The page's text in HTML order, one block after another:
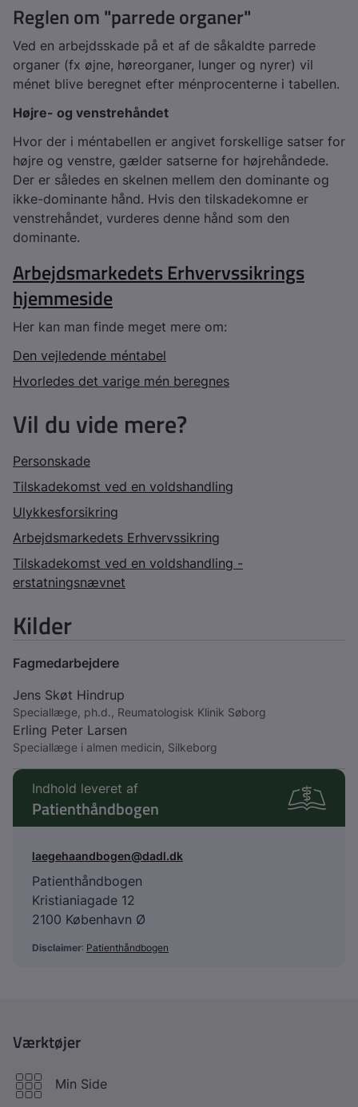
Reglen om "parrede organer"
Ved en arbejdsskade på et af de såkaldte parrede
organer (fx øjne, høreorganer, lunger og nyrer) vil
ménet blive beregnet efter ménprocenterne i tabellen.
Højre- og venstrehåndet
Hvor der i méntabellen er angivet forskellige satser for
højre og venstre, gælder satserne for højrehåndede.
Der er således en skelnen mellem den dominante og
ikke-dominante hånd. Hvis den tilskadekomne er
venstrehåndet, vurderes denne hånd som den
dominante.
Arbejdsmarkedets Erhvervssikrings
hjemmeside
Her kan man finde meget mere om:
Den vejledende méntabel
Hvorledes det varige mén beregnes
Vil du vide mere?
Personskade
Tilskadekomst ved en voldshandling
Ulykkesforsikring
Arbejdsmarkedets Erhvervssikring
Tilskadekomst ved en voldshandling -
erstatningsnævnet
Kilder
Fagmedarbejdere
Jens Skøt Hindrup
Speciallæge, ph.d., Reumatologisk Klinik Søborg
Erling Peter Larsen
Speciallæge i almen medicin, Silkeborg
Indhold leveret af
Patienthåndbogen
laegehaandbogen@dadl.dk
Patienthåndbogen
Kristianiagade 12
2100 København Ø
Disclaimer: Patienthåndbogen